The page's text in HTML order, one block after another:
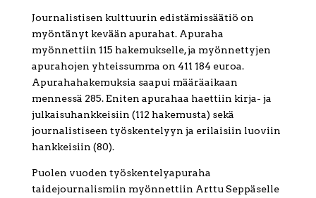
Journalistisen kulttuurin edistämissäätiö on
myöntänyt kevään apurahat. Apuraha
myönnettiin 115 hakemukselle, ja myönnettyjen
apurahojen yhteissumma on 411 184 euroa.
Apurahahakemuksia saapui määräaikaan
mennessä 285. Eniten apurahaa haettiin kirja- ja
julkaisuhankkeisiin (112 hakemusta) sekä
journalistiseen työskentelyyn ja erilaisiin luoviin
hankkeisiin (80).
Puolen vuoden työskentelyapuraha
taidejournalismiin myönnettiin Arttu Seppäselle